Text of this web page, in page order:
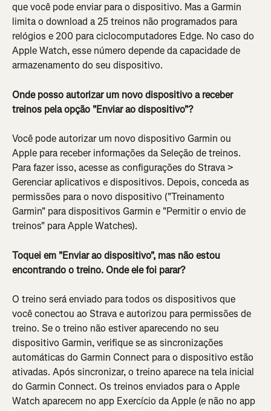
que você pode enviar para o dispositivo. Mas a Garmin
limita o download a 25 treinos não programados para
relógios e 200 para ciclocomputadores Edge. No caso do
Apple Watch, esse número depende da capacidade de
armazenamento do seu dispositivo.
Onde posso autorizar um novo dispositivo a receber
treinos pela opção "Enviar ao dispositivo"?
Você pode autorizar um novo dispositivo Garmin ou
Apple para receber informações da Seleção de treinos.
Para fazer isso, acesse as configurações do Strava >
Gerenciar aplicativos e dispositivos. Depois, conceda as
permissões para o novo dispositivo ("Treinamento
Garmin" para dispositivos Garmin e "Permitir o envio de
treinos" para Apple Watches).
Toquei em "Enviar ao dispositivo", mas não estou
encontrando o treino. Onde ele foi parar?
O treino será enviado para todos os dispositivos que
você conectou ao Strava e autorizou para permissões de
treino. Se o treino não estiver aparecendo no seu
dispositivo Garmin, verifique se as sincronizações
automáticas do Garmin Connect para o dispositivo estão
ativadas. Após sincronizar, o treino aparece na tela inicial
do Garmin Connect. Os treinos enviados para o Apple
Watch aparecem no app Exercício da Apple (e não no app